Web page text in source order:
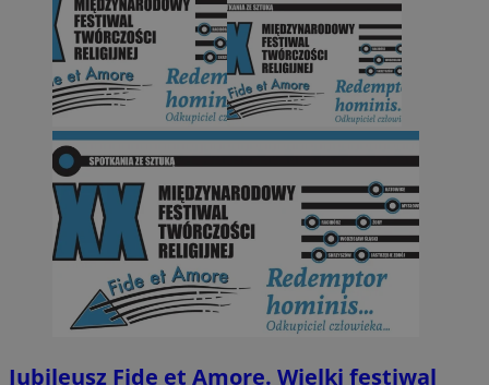
Jubileusz Fide et Amore. Wielki festiwal